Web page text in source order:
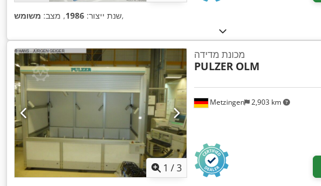
שנת ייצור: 1986, מצב: משומש ,
1 /3
Metzingen 2,903 km
מכונת מדידה
PULZER OLM